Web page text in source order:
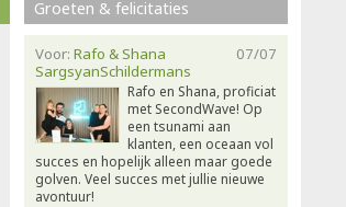
Groeten & felicitaties
07/07
Voor: Rafo & Shana
SargsyanSchildermans
Rafo en Shana, proficiat
met SecondWave! Op
een tsunami aan
klanten, een oceaan vol
succes en hopelijk alleen maar goede
golven. Veel succes met jullie nieuwe
avontuur!